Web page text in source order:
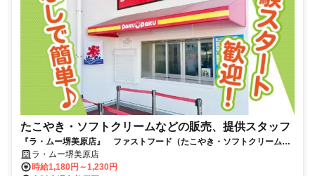
たこやき・ソフトクリームなどの販売、提供スタッフ
『ラ・ムー堺美原店』 ファストフード（たこやき・ソフトクリーム）
スタッフ募集中
ラ・ムー堺美原店
時給1,180円～1,230円